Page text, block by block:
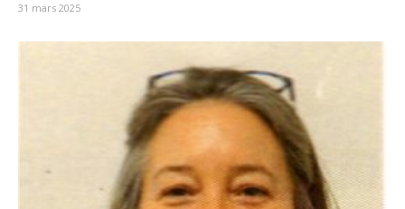
31 mars 2025